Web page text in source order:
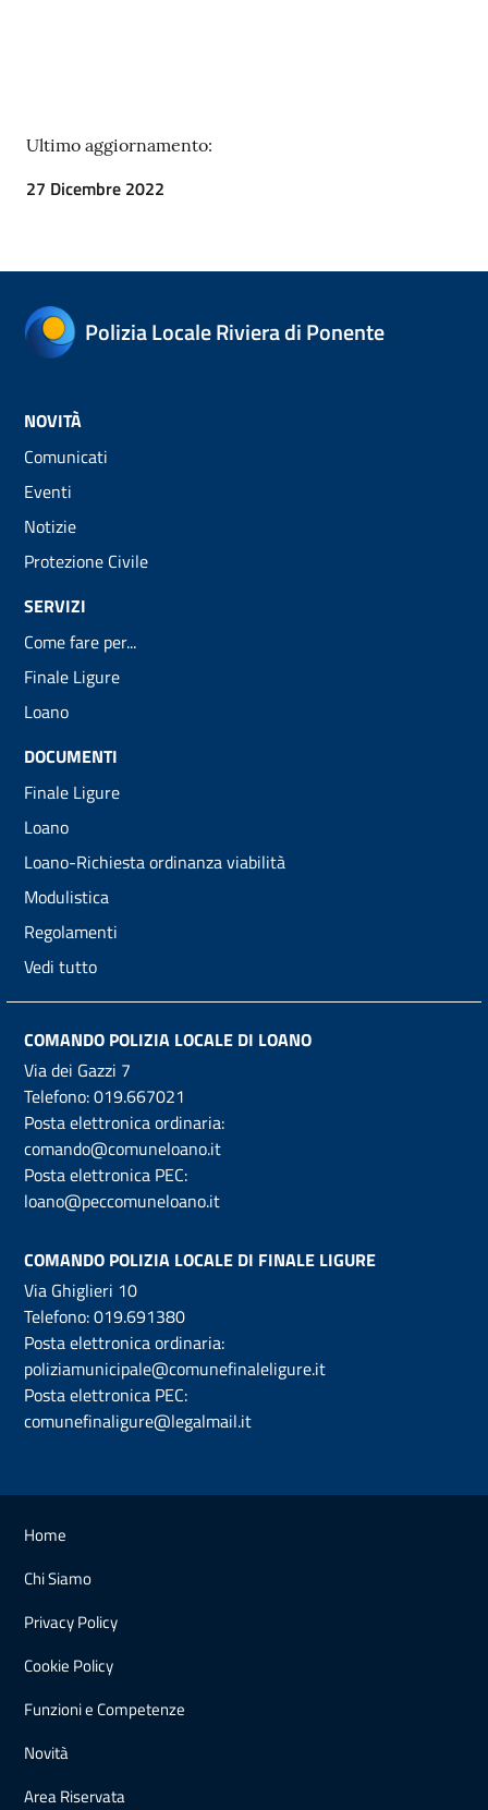
Ultimo aggiornamento:
27 Dicembre 2022
Polizia Locale Riviera di Ponente
NOVITÀ
Comunicati
Eventi
Notizie
Protezione Civile
SERVIZI
Come fare per...
Finale Ligure
Loano
DOCUMENTI
Finale Ligure
Loano
Loano-Richiesta ordinanza viabilità
Modulistica
Regolamenti
Vedi tutto
COMANDO POLIZIA LOCALE DI LOANO
Via dei Gazzi 7
Telefono:019.667021
Posta elettronica ordinaria:
comando@comuneloano.it
Posta elettronica PEC:
loano@peccomuneloano.it
COMANDO POLIZIA LOCALE DI FINALE LIGURE
Via Ghiglieri 10
Telefono:019.691380
Posta elettronica ordinaria:
poliziamunicipale@comunefinaleligure.it
Posta elettronica PEC:
comunefinaligure@legalmail.it
Home
Chi Siamo
Privacy Policy
Cookie Policy
Funzioni e Competenze
Novità
Area Riservata